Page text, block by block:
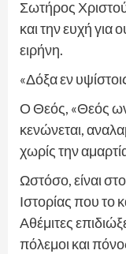
Σωτήρος
και την ευχή για
ειρήνη.
«Δόξα εν
Ο Θεός, «Θεός ων
κενώνεται,
χωρίς την
Ωστόσο, είναι
Ιστορίας που το
Αθέμιτες
πόλεμοι και